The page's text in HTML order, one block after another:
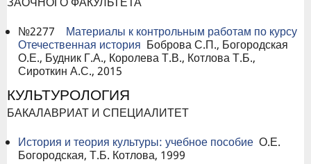
№2277 Материалы к контрольным работам по курсу
Отечественная история Боброва С.П., Богородская
О.Е., Будник Г.А., Королева Т.В., Котлова Т.Б.,
Сироткин А.С., 2015
КУЛЬТУРОЛОГИЯ
БАКАЛАВРИАТ И СПЕЦИАЛИТЕТ
История и теория культуры: учебное пособие О.Е.
Богородская, Т.Б. Котлова, 1999